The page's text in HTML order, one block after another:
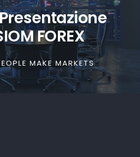
FOREX
MAKE MARKETS